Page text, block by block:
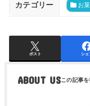
カテゴリー お
ポスト シェ
ABOUT US